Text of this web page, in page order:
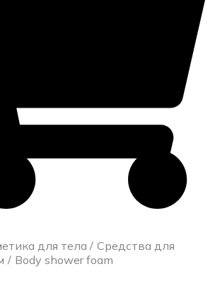
для тела
Средства для
Body shower foam